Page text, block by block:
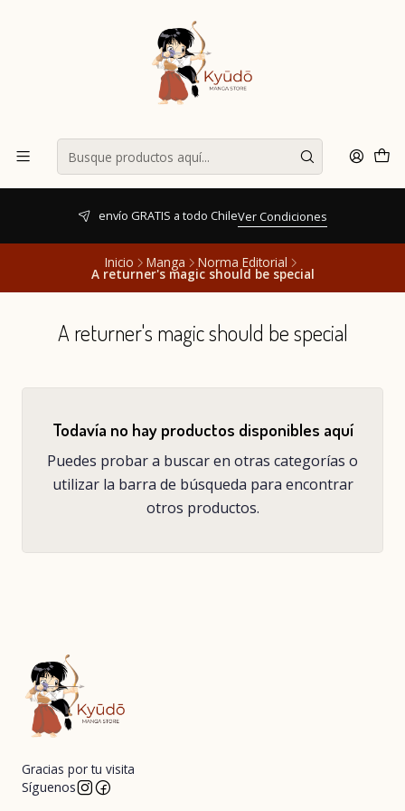
envío GRATIS a todo ChileVer Condiciones
Inicio Manga Norma Editorial
A returner's magic should be special
A returner's magic should be special
Todavía no hay productos disponibles aquí
Puedes probar a buscar en otras categorías o
utilizar la barra de búsqueda para encontrar
otros productos.
Gracias por tu visita
Síguenos